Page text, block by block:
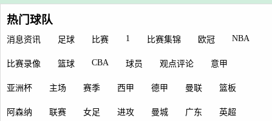
热门球队
消息资讯 足球 比赛 1 比赛集锦 欧冠 NBA
比赛录像 篮球 CBA 球员 观点评论 意甲
亚洲杯 主场 赛季 西甲 德甲 曼联 篮板
阿森纳 联赛 女足 进攻 曼城 广东 英超